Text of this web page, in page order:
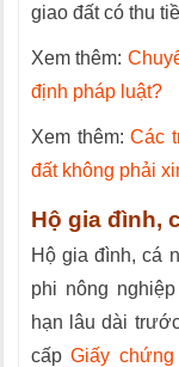
giao đất có thu
Xem thêm:
định pháp luật?
Xem thêm:Các
đất không phải
Hộ gia đình,
Hộ gia đình, cá
phi nông
hạn lâu dài
cấpGiấy